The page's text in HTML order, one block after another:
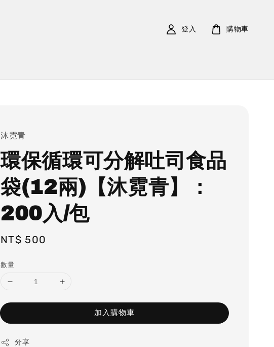
登入 購物車
沐霓青
環保循環可分解吐司食品
袋(12兩)【沐霓青】：
200入/包
Regular
NT$ 500
數量
加入購物車
分享